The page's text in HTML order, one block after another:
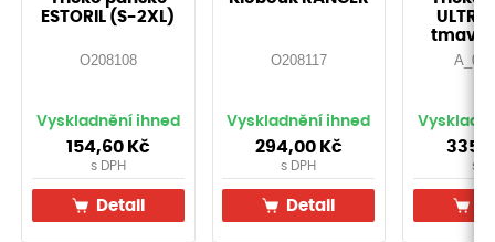
ESTORIL (S-2XL)
O208108
Vyskladnění ihned
154,60 Kč
s DPH
Detail
O208117
Vyskladnění ihned
294,00 Kč
s DPH
Detail
tmavě
s